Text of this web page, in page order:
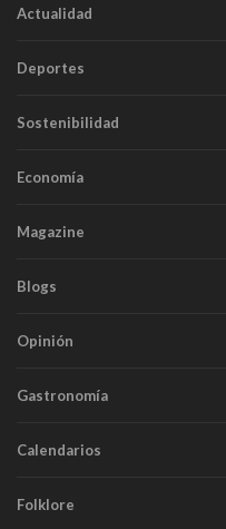
Actualidad
Deportes
Sostenibilidad
Economía
Magazine
Blogs
Opinión
Gastronomía
Calendarios
Folklore